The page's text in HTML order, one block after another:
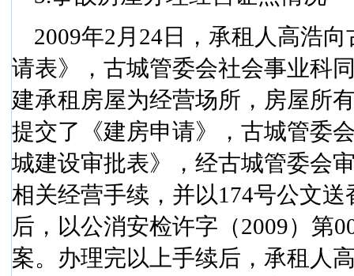
2009年2 月 24 日
，承租人高浩
请表》，古城管委会社会事业科
建承租房屋为经营场所，房屋所
提交了《建房申请》，古城管委
城建设审批表》，经古城管委会
相关经营手续，并以174号公文送
后，以公消安检许字（2009）第
案。办理完以上手续后，承租人